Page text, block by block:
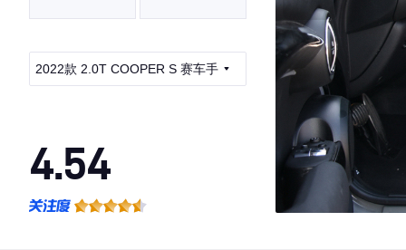
2022款 2.0T COOPER S 赛车手
4.54